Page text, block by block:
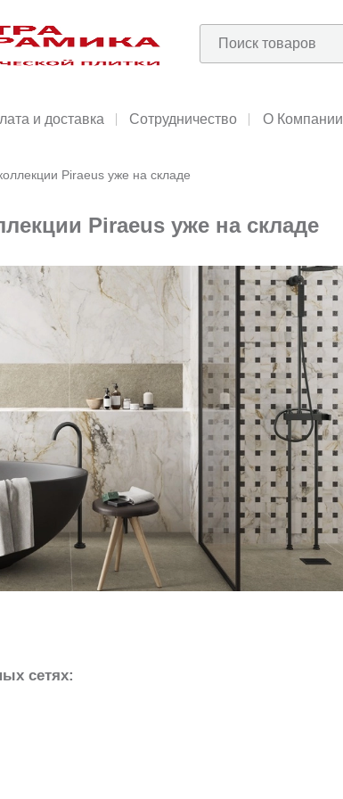
и доставка Сотрудничество О Компании
Piraeus уже на складе
Piraeus уже на складе
сетях: